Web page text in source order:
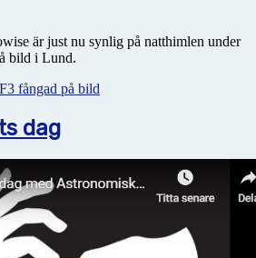
är just nu synlig på natthimlen under
bild i Lund.
fångad på bild
dag